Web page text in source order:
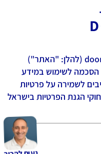
הגלישה והשימוש באתר doorlock.co.il (להלן: "האתר")
הסכמה לשימוש במידע
לשמירה על פרטיות
הגנת הפרטיות בישראל